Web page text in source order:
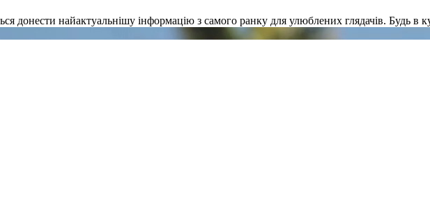
донести найактуальнішу інформацію з самого ранку для улюблених глядачів. Будь в